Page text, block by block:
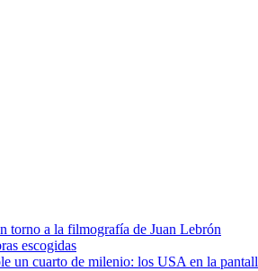
torno a la filmografía de Juan Lebrón
escogidas
un cuarto de milenio: los USA en la